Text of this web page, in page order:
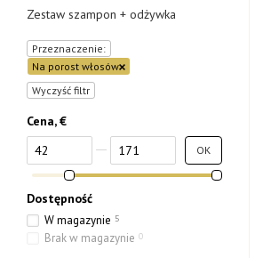
Zestaw szampon + odżywka
Przeznaczenie:
Na porost włosów
Wyczyść filtr
Cena, €
Od Cena, €
Do Cena, € OK
Dostępność
W magazynie 5
Brak w magazynie 0